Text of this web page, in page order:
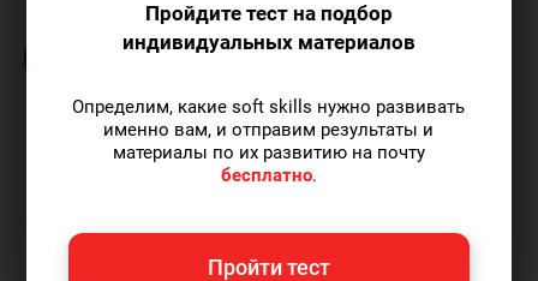
Игрофикация Книги и учебники
Цифры, даты, формулы:
как запоминать без
Пройдите тест на подбор
индивидуальных материалов
Определим, какие soft skills нужно развивать
именно вам, и отправим результаты и
материалы по их развитию на почту
бесплатно.
Пройти тест